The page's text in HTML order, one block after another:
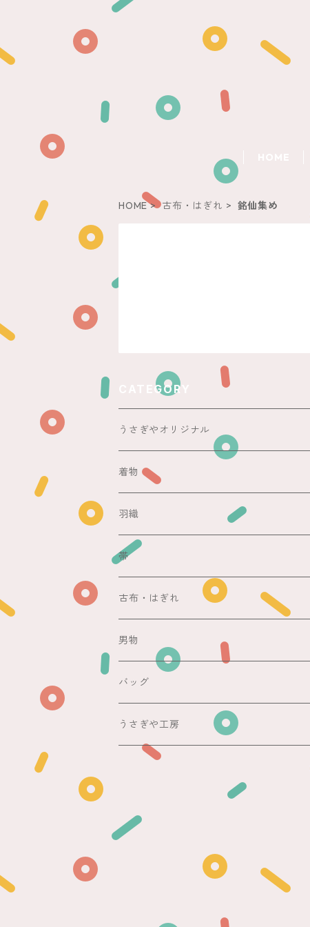
HOME 古布・はぎれ 銘仙集め
CATEGORY
うさぎやオリジナル
ericoさん
レース足袋
マスキングテープ
防虫香
着物
袷
銘仙
紬
単衣
銘仙
紬
夏
浴衣
夏着物
羽織
銘仙
その他
帯
名古屋帯
袋帯
昼夜帯
夏帯
古布・はぎれ
切売り
銘仙
銘仙集め
木綿・麻
男物
バッグ
うさぎや工房